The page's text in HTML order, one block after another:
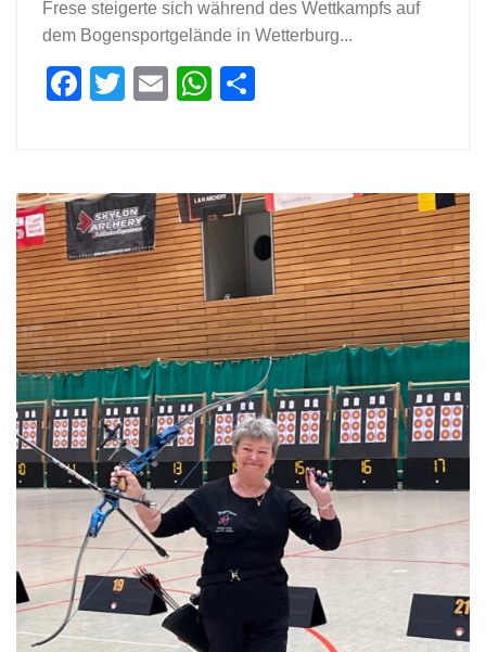
Frese steigerte sich während des Wettkampfs auf
dem Bogensportgelände in Wetterburg...
Facebook
Twitter
EmailWhatsApp